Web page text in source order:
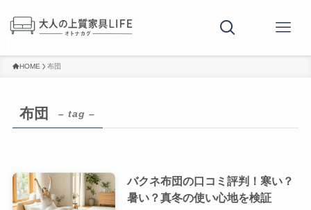
HOME 布団
布団 – tag –
バクネ布団の口コミ評判！寒い？
暑い？真冬の使い心地を検証